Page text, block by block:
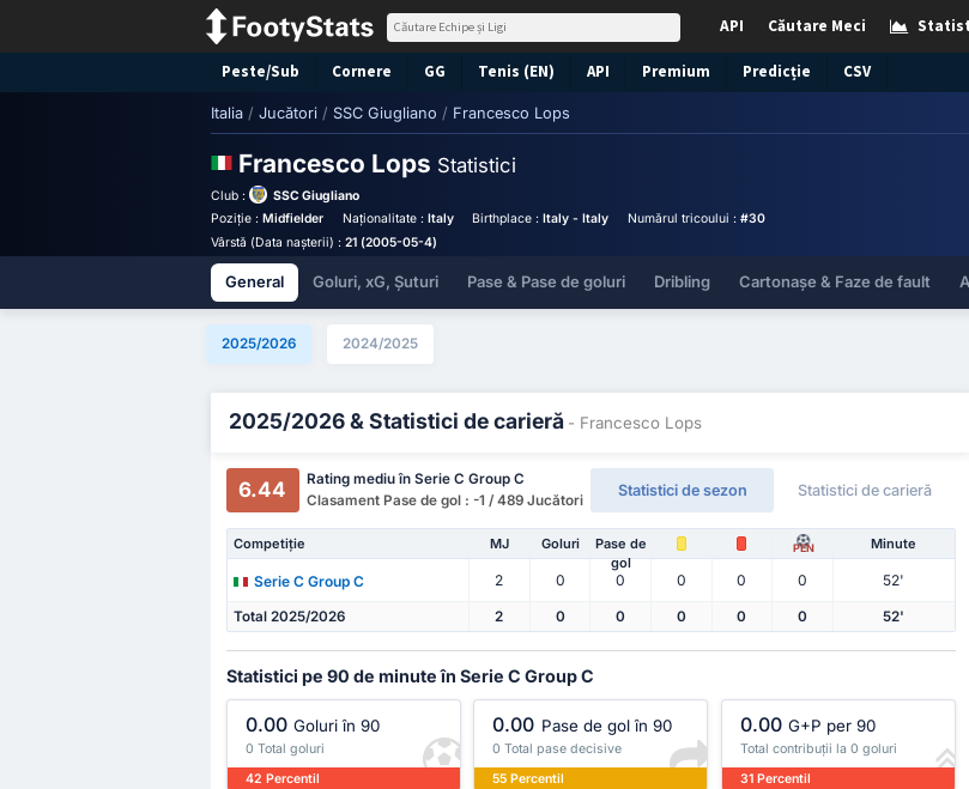
Căutare Meci
API
Peste/Sub Cornere GG Tenis (EN) API Premium Predicție CSV
Italia / Jucători / SSC Giugliano / Francesco Lops
Francesco Lops Statistici
Club :
SSC Giugliano
Poziție : Midfielder Naționalitate : Italy Birthplace :Italy - Italy Numărul tricoului : #30
Vârstă (Data nașterii) : 21 (2005-05-4)
General Goluri, xG, Șuturi Pase & Pase de goluri Dribling Cartonașe & Faze de fault
2025/2026 2024/2025
2025/2026 & Statistici de carieră - Francesco Lops
6.44
Rating mediu în Serie C Group C
Clasament Pase de gol : -1 / 489 Jucători
Statistici de sezon Statistici de carieră
Competiție MJ Goluri
Pase de
gol
PEN Minute
Serie C Group C 2 0 0 0 0 0 52'
Total 2025/2026 2 0 0 0 0 0 52'
Statistici pe 90 de minute în Serie C Group C
0.00 Goluri în 90
0 Total goluri
42 Percentil
0.00 Pase de gol în 90
0 Total pase decisive
55 Percentil
0.00 G+P per 90
Total contribuții la 0 goluri
31 Percentil